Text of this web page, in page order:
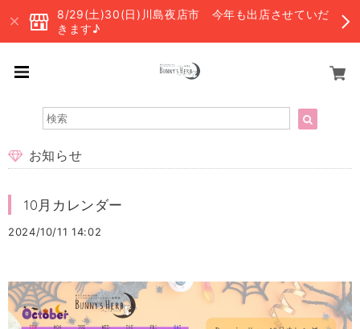
8/29(土)30(日)川島夜店市 今年も出店させていだ
きます♪
お知らせ
10月カレンダー
2024/10/11 14:02